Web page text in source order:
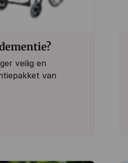
veilig en
van